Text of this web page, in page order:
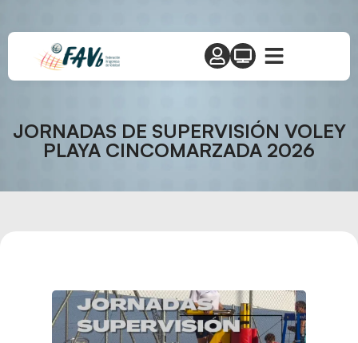
JORNADAS DE SUPERVISIÓN VOLEY
PLAYA CINCOMARZADA 2026